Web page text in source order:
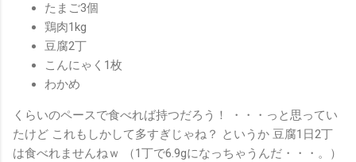
たまご3個
鶏肉1kg
豆腐2丁
こんにゃく1枚
わかめ
くらいのペースで食べれば持つだろう！ ・・・っと思ってい
たけど これもしかして多すぎじゃね？ というか 豆腐1日2丁
は食べれませんねｗ
（1丁で6.9gになっちゃうんだ・・・。）